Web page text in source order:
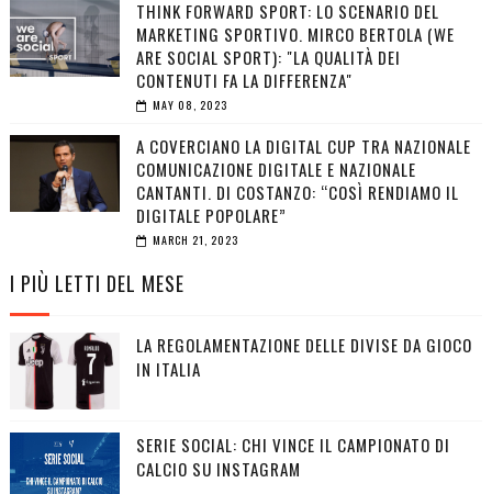
THINK FORWARD SPORT: LO SCENARIO DEL
MARKETING SPORTIVO. MIRCO BERTOLA (WE
ARE SOCIAL SPORT): "LA QUALITÀ DEI
CONTENUTI FA LA DIFFERENZA"
MAY 08, 2023
A COVERCIANO LA DIGITAL CUP TRA NAZIONALE
COMUNICAZIONE DIGITALE E NAZIONALE
CANTANTI. DI COSTANZO: “COSÌ RENDIAMO IL
DIGITALE POPOLARE”
MARCH 21, 2023
I PIÙ LETTI DEL MESE
LA REGOLAMENTAZIONE DELLE DIVISE DA GIOCO
IN ITALIA
SERIE SOCIAL: CHI VINCE IL CAMPIONATO DI
CALCIO SU INSTAGRAM